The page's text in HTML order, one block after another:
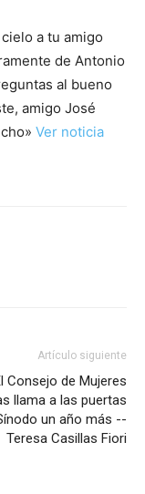
a tu amigo
de Antonio
al bueno
amigo José
Ver noticia
Artículo siguiente
Consejo de Mujeres
llama a las puertas
un año más --
Teresa Casillas Fiori